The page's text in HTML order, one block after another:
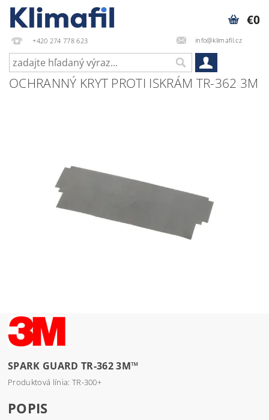
+420 274 778 623 info@klimafil.cz
€0
OCHRANNÝ KRYT PROTI ISKRÁM TR-362 3M
SPARK GUARD TR-362 3M™
Produktová línia: TR-300+
POPIS